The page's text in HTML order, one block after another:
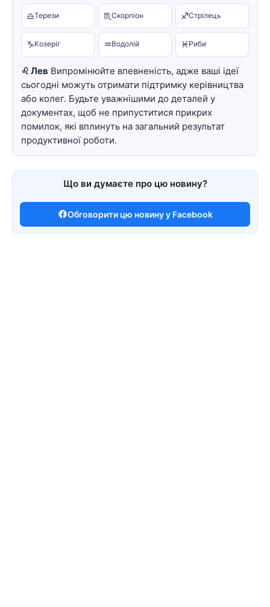
♎Терези ♏ Скорпіон ♐Стрілець
♑Козеріг ♒Водолій ♓ Риби
♌ Лев Випромінюйте впевненість, адже ваші ідеї
сьогодні можуть отримати підтримку керівництва
або колег. Будьте уважнішими до деталей у
документах, щоб не припуститися прикрих
помилок, які вплинуть на загальний результат
продуктивної роботи.
Що ви думаєте про цю новину?
Обговорити цю новину у Facebook